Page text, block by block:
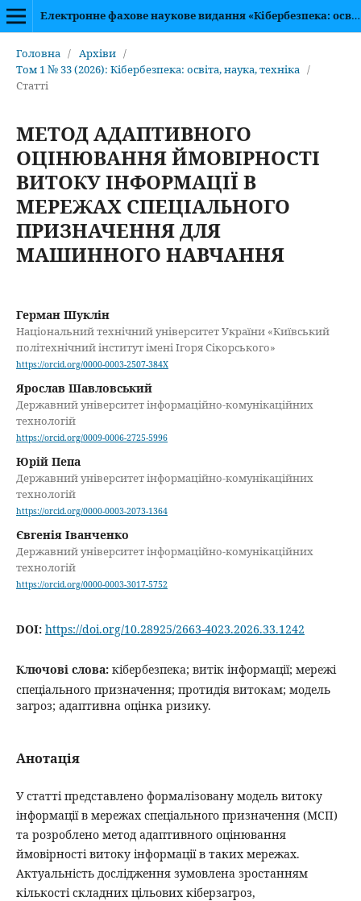
Електронне фахове наукове видання «Кібербезпека: освіта, наука, техніка»
Головна / Архіви /
Том 1 № 33 (2026): Кібербезпека: освіта, наука, техніка /
Статті
МЕТОД АДАПТИВНОГО
ОЦІНЮВАННЯ ЙМОВІРНОСТІ
ВИТОКУ ІНФОРМАЦІЇ В
МЕРЕЖАХ СПЕЦІАЛЬНОГО
ПРИЗНАЧЕННЯ ДЛЯ
МАШИННОГО НАВЧАННЯ
Герман Шуклін
Національний технічний університет України «Київський
політехнічний інститут імені Ігоря Сікорського»
https://orcid.org/0000-0003-2507-384X
Ярослав Шавловський
Державний університет інформаційно-комунікаційних
технологій
https://orcid.org/0009-0006-2725-5996
Юрій Пепа
Державний університет інформаційно-комунікаційних
технологій
https://orcid.org/0000-0003-2073-1364
Євгенія Іванченко
Державний університет інформаційно-комунікаційних
технологій
https://orcid.org/0000-0003-3017-5752
DOI: https://doi.org/10.28925/2663-4023.2026.33.1242
Ключові слова: кібербезпека; витік інформації; мережі
спеціального призначення; протидія витокам; модель
загроз; адаптивна оцінка ризику.
Анотація
У статті представлено формалізовану модель витоку
інформації в мережах спеціального призначення (МСП)
та розроблено метод адаптивного оцінювання
ймовірності витоку інформації в таких мережах.
Актуальність дослідження зумовлена зростанням
кількості складних цільових кіберзагроз,